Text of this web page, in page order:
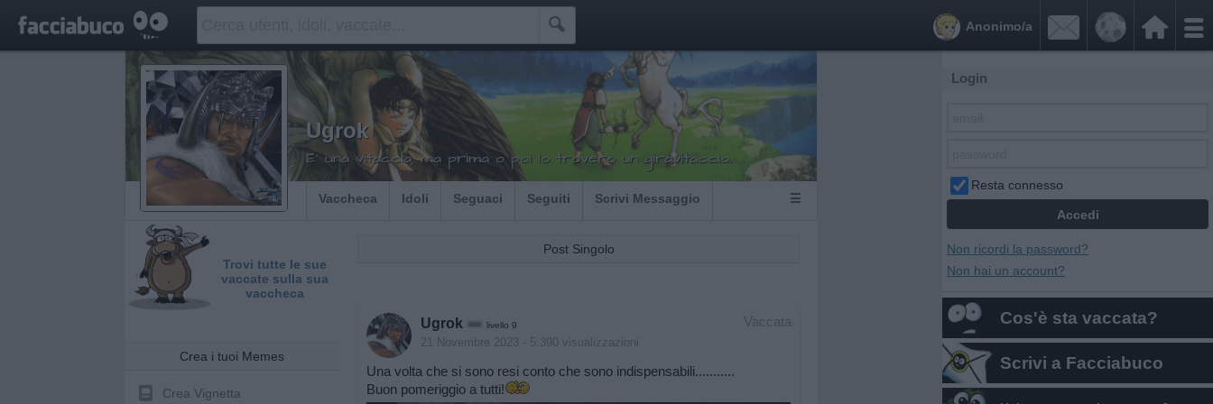
 

Anonimo/a
Ugrok
E' una vitaccia, ma prima o poi lo troverò un giravitaccio.
Vaccheca Idoli Seguaci Seguiti Scrivi Messaggio ☰
Trovi tutte le sue
vaccate sulla sua
vaccheca
Crea i tuoi Memes
Crea Vignetta
Post Singolo
Vaccata
Ugrok livello 9
21 Novembre 2023 - 5.390 visualizzazioni
Una volta che si sono resi conto che sono indispensabili...........
Buon pomeriggio a tutti!
Login
Resta connesso
Non ricordi la password?
Non hai un account?
Cos'è sta vaccata?
Scrivi a Facciabuco